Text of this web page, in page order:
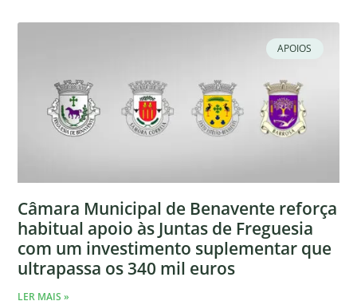
APOIOS
Câmara Municipal de Benavente reforça
habitual apoio às Juntas de Freguesia
com um investimento suplementar que
ultrapassa os 340 mil euros
LER MAIS »